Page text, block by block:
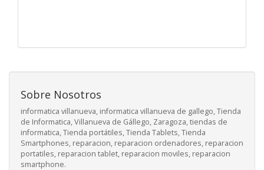
Sobre Nosotros
informatica villanueva, informatica villanueva de gallego, Tienda
de Informatica, Villanueva de Gállego, Zaragoza, tiendas de
informatica, Tienda portátiles, Tienda Tablets, Tienda
Smartphones, reparacion, reparacion ordenadores, reparacion
portatiles, reparacion tablet, reparacion moviles, reparacion
smartphone.